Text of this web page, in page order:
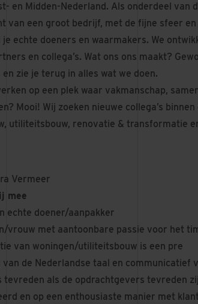
en Midden-Nederland. Als onderdeel van
van een groot bedrijf, met de fijne sfeer
je echte doeners en waarmakers. We
en collega’s. Wat ons ons maakt?
en zie je terug in alles wat we doen.
op een plek waar vakmanschap,
Mooi! Wij zoeken nieuwe collega’s
utiliteitsbouw, renovatie & transformatie
Vermeer
mee
echte doener/aanpakker
vrouw met aantoonbare passie voor het
van woningen/utiliteitsbouw is een pre
van de Nederlandse taal en
tevreden als de opdrachtgevers tevreden
en op een enthousiaste manier met